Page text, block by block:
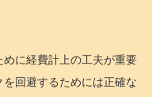
に経費計上の工夫が重要
回避するためには正確な